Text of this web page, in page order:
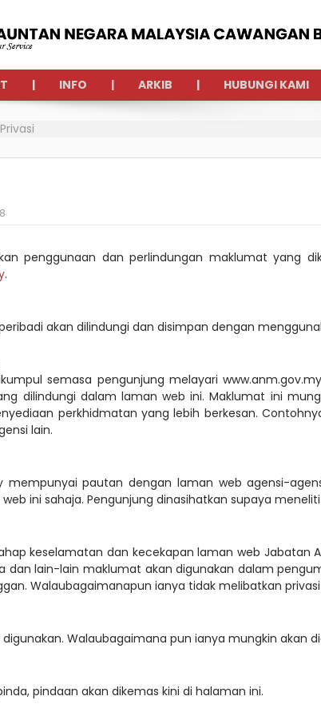
INFO ARKIB HUBUNGI KAMI
penggunaan dan perlindungan maklumat yang
.
akan dilindungi dan disimpan dengan
semasa pengunjung melayari
dilindungi dalam laman web ini. Maklumat ini
perkhidmatan yang lebih berkesan.
lain.
mempunyai pautan dengan laman web agensi-
ini sahaja. Pengunjung dinasihatkan supaya
keselamatan dan kecekapan laman web Jabatan
dan lain-lain maklumat akan digunakan dalam
Walaubagaimanapun ianya tidak melibatkan
digunakan. Walaubagaimana pun ianya mungkin akan
pindaan akan dikemas kini di halaman ini.